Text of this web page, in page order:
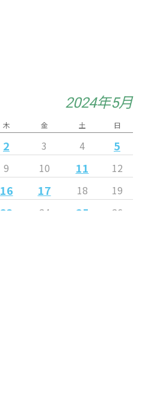
2024年5月
木 金 土 日
2 3 4 5
9 10 11
12
16 17 18 19
23 24 25
26